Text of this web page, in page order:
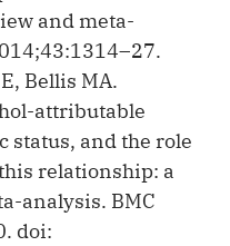
and meta-
Bellis MA.
attributable
status, and the role
relationship: a
analysis. BMC
doi: